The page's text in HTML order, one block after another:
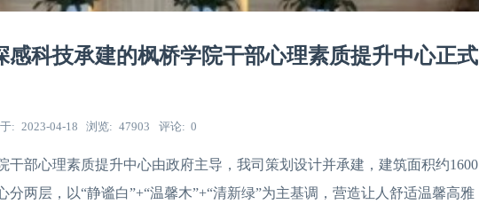
感科技承建的枫桥学院干部心理素质提升中心正式
2023-04-18 浏览 47903 评论 0
干部心理素质提升中心由政府主导，我司策划设计并承建，建筑面积约1600
分两层，以“静谧白”+“温馨木”+“清新绿”为主基调，营造让人舒适温馨高雅